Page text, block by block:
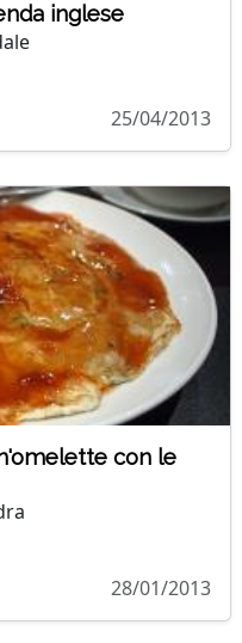
inglese
25/04/2013
con le
28/01/2013